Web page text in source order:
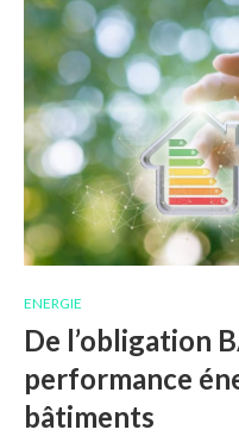
ENERGIE
De l’obligation
performance
bâtiments